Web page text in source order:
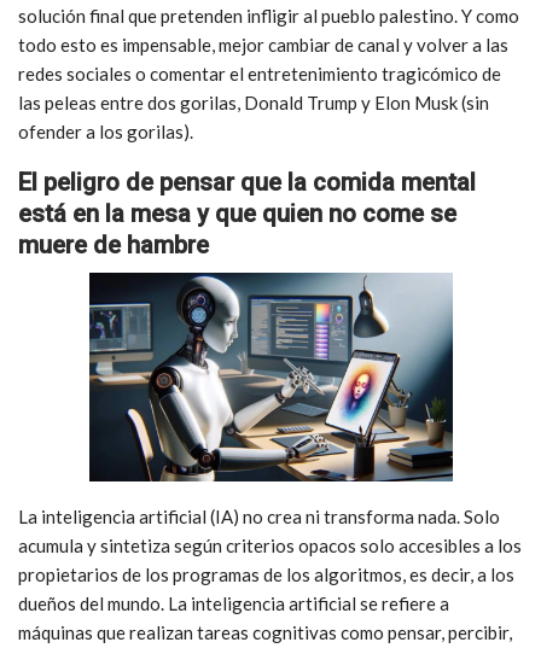
solución final que pretenden infligir al pueblo palestino. Y como
todo esto es impensable, mejor cambiar de canal y volver a las
redes sociales o comentar el entretenimiento tragicómico de
las peleas entre dos gorilas, Donald Trump y Elon Musk (sin
ofender a los gorilas).
El peligro de pensar que la comida mental
está en la mesa y que quien no come se
muere de hambre
La inteligencia artificial (IA) no crea ni transforma nada. Solo
acumula y sintetiza según criterios opacos solo accesibles a los
propietarios de los programas de los algoritmos, es decir, a los
dueños del mundo. La inteligencia artificial se refiere a
máquinas que realizan tareas cognitivas como pensar, percibir,